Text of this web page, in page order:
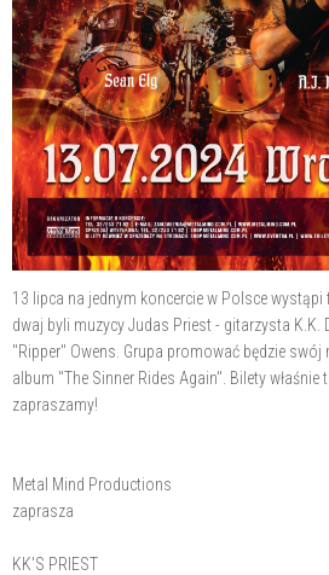
13 lipca na jednym koncercie w Polsce
dwaj byli muzycy Judas Priest - gitarzysta
"Ripper" Owens. Grupa promować będzie swój
album "The Sinner Rides Again". Bilety właśnie
zapraszamy!
Metal Mind Productions
zaprasza
KK'S PRIEST